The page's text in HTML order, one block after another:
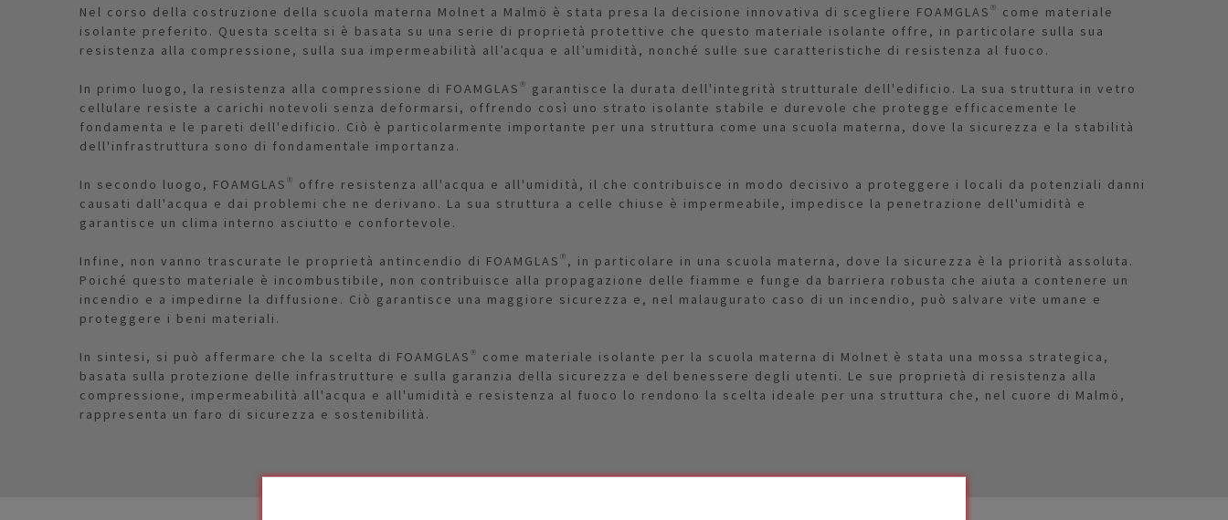
Nel corso della costruzione della scuola materna Molnet a Malmö è stata presa la decisione innovativa di scegliere FOAMGLAS® come materiale
isolante preferito. Questa scelta si è basata su una serie di proprietà protettive che questo materiale isolante offre, in particolare sulla sua
resistenza alla compressione, sulla sua impermeabilità all’acqua e all’umidità, nonché sulle sue caratteristiche di resistenza al fuoco.
In primo luogo, la resistenza alla compressione di FOAMGLAS® garantisce la durata dell'integrità strutturale dell'edificio. La sua struttura in vetro
cellulare resiste a carichi notevoli senza deformarsi, offrendo così uno strato isolante stabile e durevole che protegge efficacemente le
fondamenta e le pareti dell'edificio. Ciò è particolarmente importante per una struttura come una scuola materna, dove la sicurezza e la stabilità
dell'infrastruttura sono di fondamentale importanza.
In secondo luogo, FOAMGLAS® offre resistenza all'acqua e all'umidità, il che contribuisce in modo decisivo a proteggere i locali da potenziali danni
causati dall'acqua e dai problemi che ne derivano. La sua struttura a celle chiuse è impermeabile, impedisce la penetrazione dell'umidità e
garantisce un clima interno asciutto e confortevole.
Infine, non vanno trascurate le proprietà antincendio di FOAMGLAS®, in particolare in una scuola materna, dove la sicurezza è la priorità assoluta.
Poiché questo materiale è incombustibile, non contribuisce alla propagazione delle fiamme e funge da barriera robusta che aiuta a contenere un
incendio e a impedirne la diffusione. Ciò garantisce una maggiore sicurezza e, nel malaugurato caso di un incendio, può salvare vite umane e
proteggere i beni materiali.
In sintesi, si può affermare che la scelta di FOAMGLAS® come materiale isolante per la scuola materna di Molnet è stata una mossa strategica,
basata sulla protezione delle infrastrutture e sulla garanzia della sicurezza e del benessere degli utenti. Le sue proprietà di resistenza alla
compressione, impermeabilità all'acqua e all'umidità e resistenza al fuoco lo rendono la scelta ideale per una struttura che, nel cuore di Malmö,
rappresenta un faro di sicurezza e sostenibilità.